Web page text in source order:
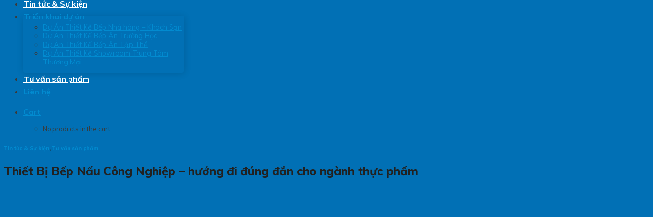
Tin tức & Sự kiện
Triển khai dự án
Dự Án Thiết Kế Bếp Nhà hàng – Khách Sạn
Dự Án Thiết Kế Bếp Ăn Trường Học
Dự Án Thiết Kế Bếp Ăn Tập Thể
Dự Án Thiết Kế Showroom Trung Tâm
Thương Mại
Tư vấn sản phẩm
Liên hệ
Cart
No products in the cart.
Tin tức & Sự kiện, Tư vấn sản phẩm
Thiết Bị Bếp Nấu Công Nghiệp – hướng đi đúng đắn cho ngành thực phẩm